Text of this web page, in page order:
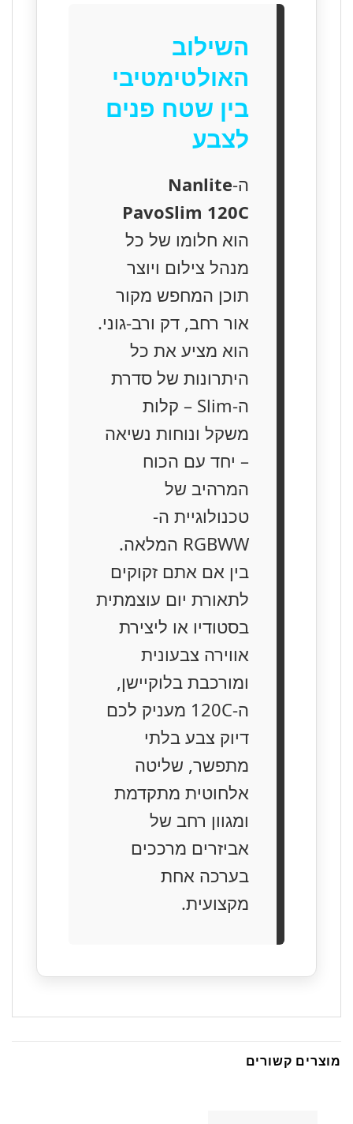
השילוב
האולטימטיבי
בין שטח פנים
לצבע
ה-Nanlite
PavoSlim 120C
הוא חלומו של כל
מנהל צילום ויוצר
תוכן המחפש מקור
אור רחב, דק ורב-גוני.
הוא מציע את כל
היתרונות של סדרת
ה-Slim – קלות
משקל ונוחות נשיאה
– יחד עם הכוח
המרהיב של
טכנולוגיית ה-
RGBWW המלאה.
בין אם אתם זקוקים
לתאורת יום עוצמתית
בסטודיו או ליצירת
אווירה צבעונית
ומורכבת בלוקיישן,
ה-120C מעניק לכם
דיוק צבע בלתי
מתפשר, שליטה
אלחוטית מתקדמת
ומגוון רחב של
אביזרים מרככים
בערכה אחת
מקצועית.
מוצרים קשורים